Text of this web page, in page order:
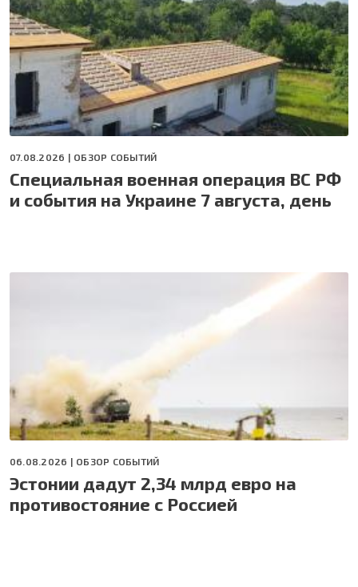
07.08.2026 | ОБЗОР СОБЫТИЙ
Специальная военная операция ВС РФ
и события на Украине 7 августа, день
06.08.2026 | ОБЗОР СОБЫТИЙ
Эстонии дадут 2,34 млрд евро на
противостояние с Россией